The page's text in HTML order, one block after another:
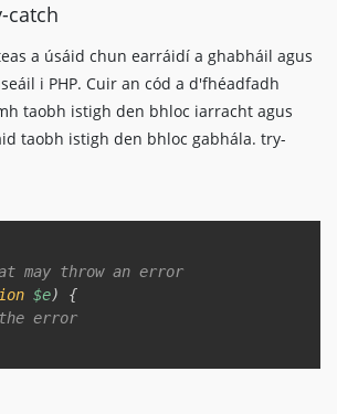
catch
a úsáid chun earráidí a ghabháil agus
i PHP. Cuir an cód a d'fhéadfadh
taobh istigh den bhloc iarracht agus
taobh istigh den bhloc gabhála. try-
may throw an error
$e)
{
the error